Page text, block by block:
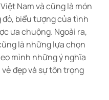
Nam và cũng là món
đỏ, biểu tượng của tình
ưa chuộng. Ngoài ra,
là những lựa chọn
mình những ý nghĩa
đẹp và sự tôn trọng